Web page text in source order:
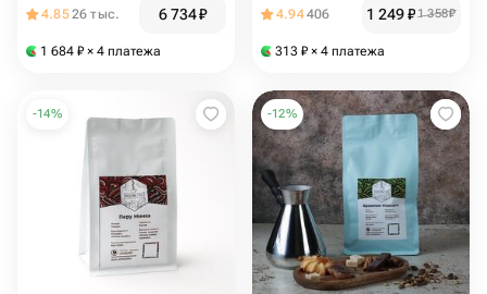
4.8526 тыс. 6 734₽
1 684 ₽ × 4 платежа
запросу), 100% арабика,
4.94406 1 249₽1 358₽
313 ₽ × 4 платежа
-14% -12%